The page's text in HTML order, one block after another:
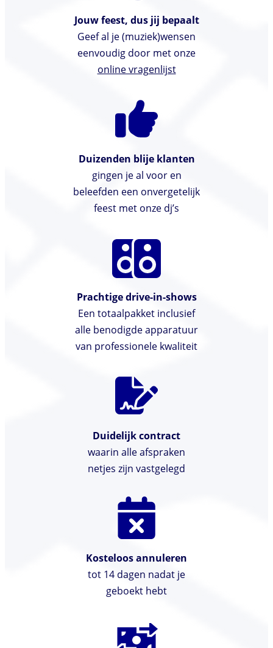
Jouw feest, dus jij bepaalt
Geef al je (muziek)wensen
eenvoudig door met onze
online vragenlijst
Duizenden blije klanten
gingen je al voor en
beleefden een onvergetelijk
feest met onze dj’s
Prachtige drive-in-shows
Een totaalpakket inclusief
alle benodigde apparatuur
van professionele kwaliteit
Duidelijk contract
waarin alle afspraken
netjes zijn vastgelegd
Kosteloos annuleren
tot 14 dagen nadat je
geboekt hebt